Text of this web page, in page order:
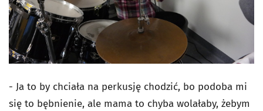
- Ja to by chciała na perkusję chodzić, bo podoba mi
się to bębnienie, ale mama to chyba wolałaby, żebym